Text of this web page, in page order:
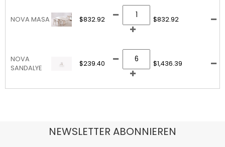
NOVA MASA $832.92 $832.92
NOVA
SANDALYE
$239.40 $1,436.39
NEWSLETTER ABONNIEREN